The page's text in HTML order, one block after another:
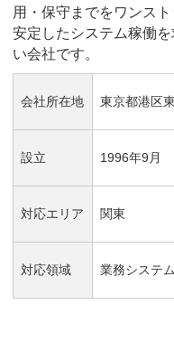
用・保守までをワンス
安定したシステム稼働
い会社です。
会社所在地 東京都港区
設立 1996年9月
対応エリア 関東
対応領域 業務システ